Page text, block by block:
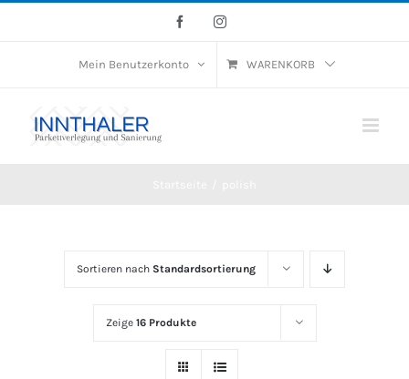
FacebookInstagram
Mein Benutzerkonto WARENKORB
Sortieren nach Standardsortierung
Zeige 16 Produkte